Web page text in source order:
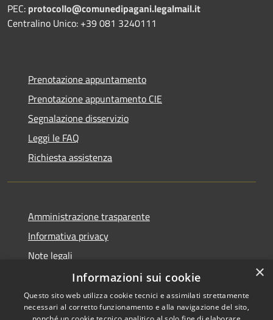
PEC: protocollo@comunedipagani.legalmail.it
Centralino Unico: +39 081 3240111
Prenotazione appuntamento
Prenotazione appuntamento CIE
Segnalazione disservizio
Leggi le FAQ
Richiesta assistenza
Amministrazione trasparente
Informativa privacy
Note legali
Dichiarazione di accessibilità
×
Informazioni sui cookie
Questo sito web utilizza cookie tecnici e assimilati strettamente
necessari al corretto funzionamento e alla navigazione del sito,